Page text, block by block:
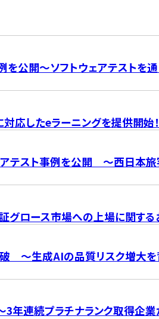
公開～ソフトウェアテストを
応したeラーニングを提供開始！
テスト事例を公開 ～西日本旅
グロース市場への上場に関する
～生成AIの品質リスク増大
年連続プラチナランク取得企